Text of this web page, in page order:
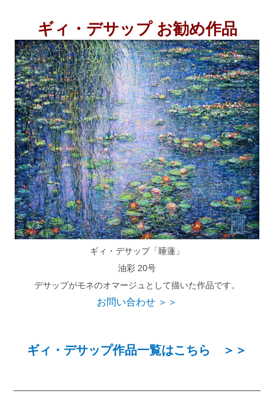
ギィ・デサップ お勧め作品
ギィ・デサップ「睡蓮」
油彩 20号
デサップがモネのオマージュとして描いた作品です。
お問い合わせ ＞＞
ギィ・デサップ作品一覧はこちら ＞＞